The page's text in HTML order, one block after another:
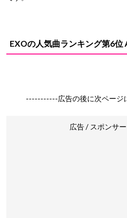
EXOの人気曲ランキング第6位
-----------広告の後に次ペー
広告 / スポンサ